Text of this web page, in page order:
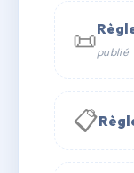
📜publié
📋